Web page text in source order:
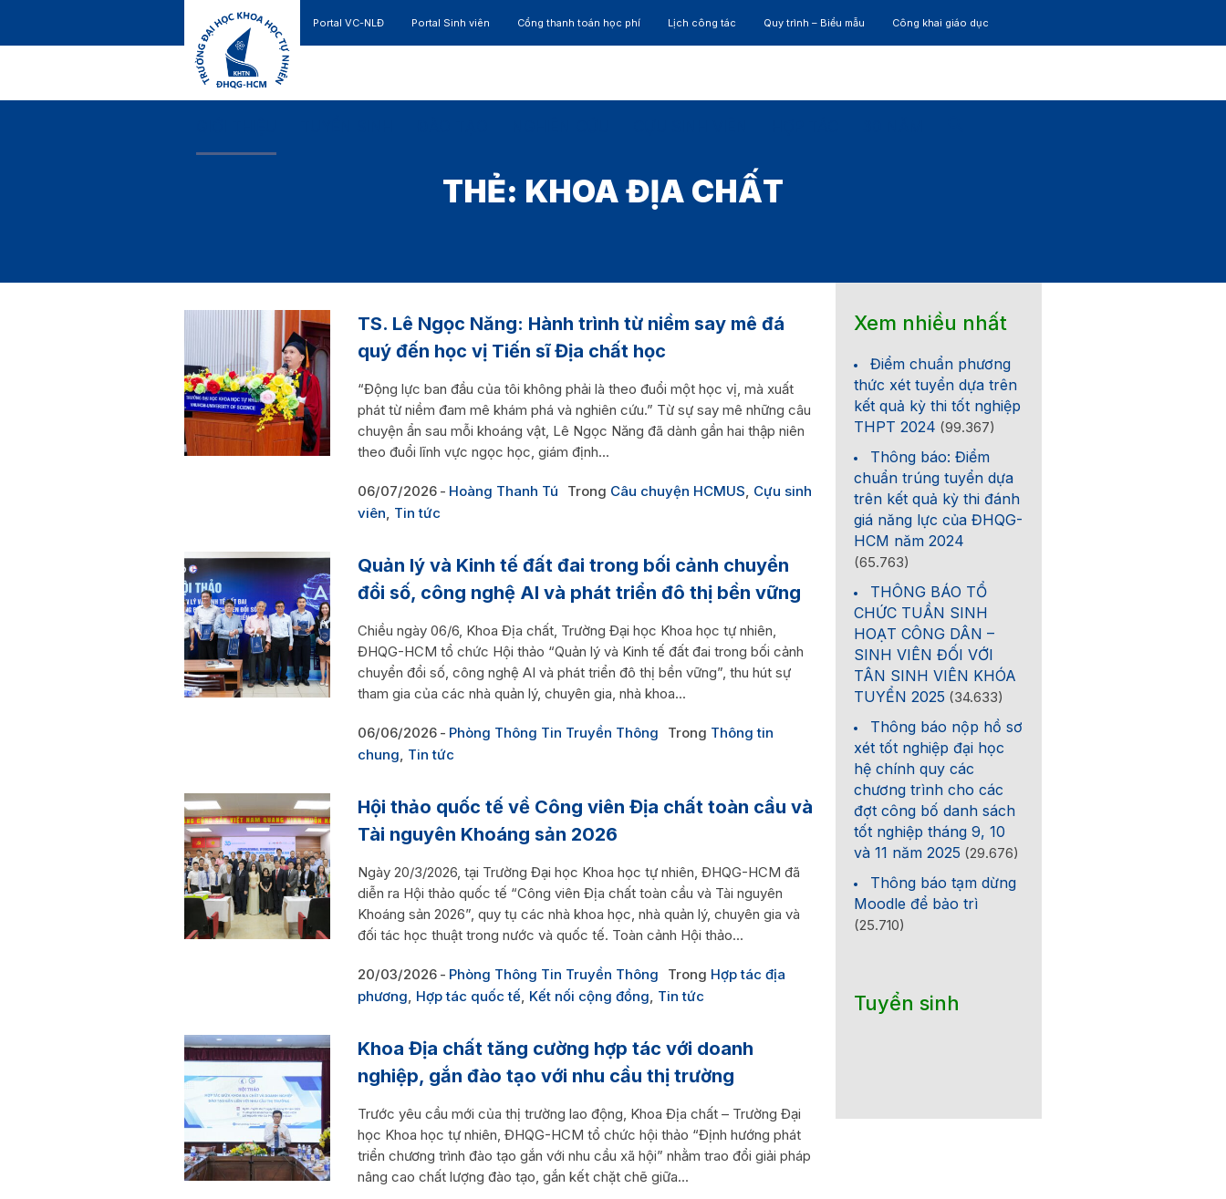
Portal VC-NLĐ Portal Sinh viên Cổng thanh toán học phí Lịch công tác Quy trình – Biểu mẫu Công khai giáo dục
THẺ: KHOA ĐỊA CHẤT
TS. Lê Ngọc Năng: Hành trình từ niềm say mê đá
quý đến học vị Tiến sĩ Địa chất học
“Động lực ban đầu của tôi không phải là theo đuổi một học vị, mà xuất
phát từ niềm đam mê khám phá và nghiên cứu.” Từ sự say mê những câu
chuyện ẩn sau mỗi khoáng vật, Lê Ngọc Năng đã dành gần hai thập niên
theo đuổi lĩnh vực ngọc học, giám định...
06/07/2026 Hoàng Thanh Tú Trong Câu chuyện HCMUS, Cựu sinh
viên, Tin tức
Quản lý và Kinh tế đất đai trong bối cảnh chuyển
đổi số, công nghệ AI và phát triển đô thị bền vững
Chiều ngày 06/6, Khoa Địa chất, Trường Đại học Khoa học tự nhiên,
ĐHQG-HCM tổ chức Hội thảo “Quản lý và Kinh tế đất đai trong bối cảnh
chuyển đổi số, công nghệ AI và phát triển đô thị bền vững”, thu hút sự
tham gia của các nhà quản lý, chuyên gia, nhà khoa...
06/06/2026 Phòng Thông Tin Truyền Thông Trong Thông tin
chung, Tin tức
Hội thảo quốc tế về Công viên Địa chất toàn cầu và
Tài nguyên Khoáng sản 2026
Ngày 20/3/2026, tại Trường Đại học Khoa học tự nhiên, ĐHQG-HCM đã
diễn ra Hội thảo quốc tế “Công viên Địa chất toàn cầu và Tài nguyên
Khoáng sản 2026”, quy tụ các nhà khoa học, nhà quản lý, chuyên gia và
đối tác học thuật trong nước và quốc tế. Toàn cảnh Hội thảo...
20/03/2026 Phòng Thông Tin Truyền Thông Trong Hợp tác địa
phương, Hợp tác quốc tế, Kết nối cộng đồng, Tin tức
Khoa Địa chất tăng cường hợp tác với doanh
nghiệp, gắn đào tạo với nhu cầu thị trường
Trước yêu cầu mới của thị trường lao động, Khoa Địa chất – Trường Đại
học Khoa học tự nhiên, ĐHQG-HCM tổ chức hội thảo “Định hướng phát
triển chương trình đào tạo gắn với nhu cầu xã hội” nhằm trao đổi giải pháp
nâng cao chất lượng đào tạo, gắn kết chặt chẽ giữa...
Xem nhiều nhất
Điểm chuẩn phương
thức xét tuyển dựa trên
kết quả kỳ thi tốt nghiệp
THPT 2024 (99.367)
Thông báo: Điểm
chuẩn trúng tuyển dựa
trên kết quả kỳ thi đánh
giá năng lực của ĐHQG-
HCM năm 2024
(65.763)
THÔNG BÁO TỔ
CHỨC TUẦN SINH
HOẠT CÔNG DÂN –
SINH VIÊN ĐỐI VỚI
TÂN SINH VIÊN KHÓA
TUYỂN 2025 (34.633)
Thông báo nộp hồ sơ
xét tốt nghiệp đại học
hệ chính quy các
chương trình cho các
đợt công bố danh sách
tốt nghiệp tháng 9, 10
và 11 năm 2025 (29.676)
Thông báo tạm dừng
Moodle để bảo trì
(25.710)
Tuyển sinh